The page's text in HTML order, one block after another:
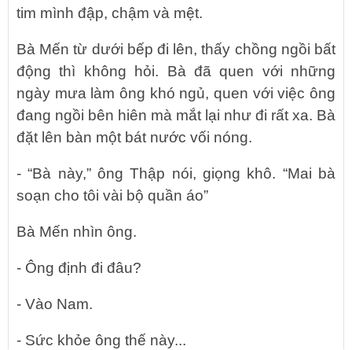
tim mình đập, chậm và mệt.
Bà Mến từ dưới bếp đi lên, thấy chồng ngồi bất
động thì không hỏi. Bà đã quen với những
ngày mưa làm ông khó ngủ, quen với việc ông
đang ngồi bên hiên mà mắt lại như đi rất xa. Bà
đặt lên bàn một bát nước vối nóng.
- “Bà này,” ông Thập nói, giọng khô. “Mai bà
soạn cho tôi vài bộ quần áo”
Bà Mến nhìn ông.
- Ông định đi đâu?
- Vào Nam.
- Sức khỏe ông thế này...